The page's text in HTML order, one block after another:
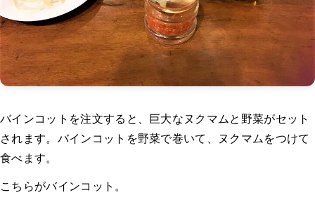
バインコットを注文すると、巨大なヌクマムと野菜がセット
されます。バインコットを野菜で巻いて、ヌクマムをつけて
食べます。
こちらがバインコット。